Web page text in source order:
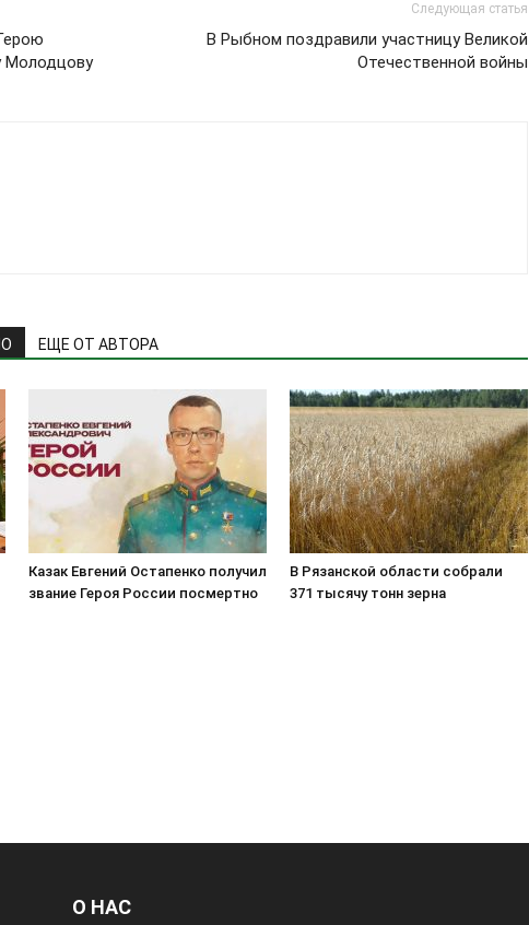
Молодцову
Следующая статья
В Рыбном поздравили участницу Великой
Отечественной войны
ЕЩЕ ОТ АВТОРА
Казак Евгений Остапенко получил
звание Героя России посмертно
В Рязанской области собрали
371 тысячу тонн зерна
О НАС